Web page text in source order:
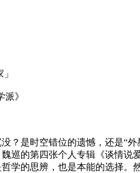
》
？是时空错位的遗憾，还是“
巡的第四张个人专辑《谈情说
的思辨，也是本能的选择。